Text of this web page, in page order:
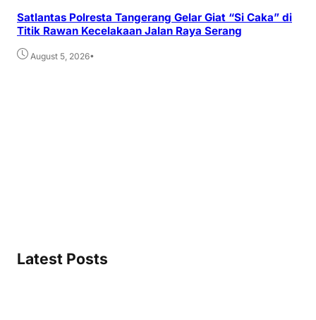
Satlantas Polresta Tangerang Gelar Giat “Si Caka” di
Titik Rawan Kecelakaan Jalan Raya Serang
August 5, 2026•
Latest Posts